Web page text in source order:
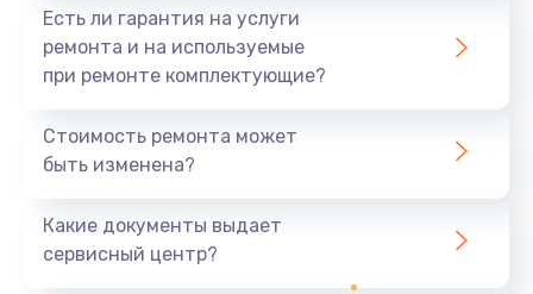
Есть ли гарантия на услуги
ремонта и на используемые
при ремонте комплектующие?
Стоимость ремонта может
быть изменена?
Какие документы выдает
сервисный центр?